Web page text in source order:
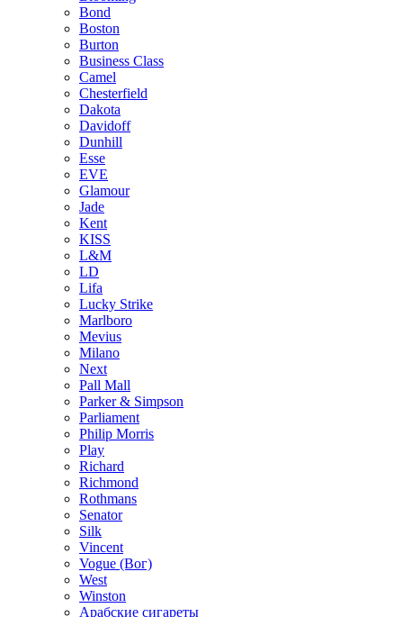
Bond
Boston
Burton
Business Class
Camel
Chesterfield
Dakota
Davidoff
Dunhill
Esse
EVE
Glamour
Jade
Kent
KISS
L&M
LD
Lifa
Lucky Strike
Marlboro
Mevius
Milano
Next
Pall Mall
Parker & Simpson
Parliament
Philip Morris
Play
Richard
Richmond
Rothmans
Senator
Silk
Vincent
Vogue (Вог)
West
Winston
Арабские сигареты